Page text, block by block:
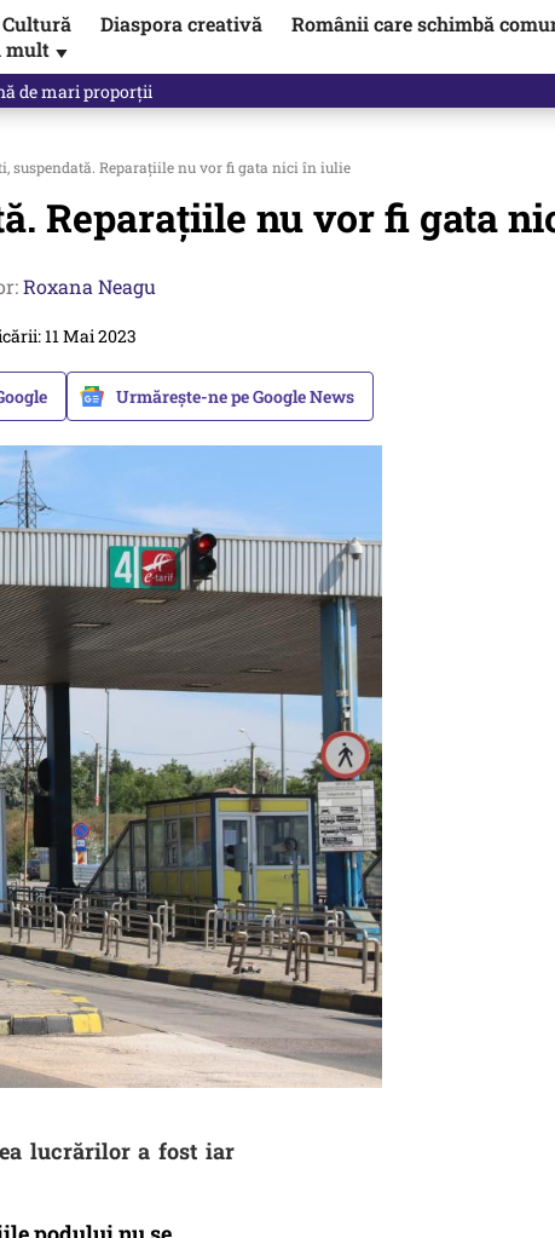
Cultură Diaspora creativă
Românii care schimbă
mult ▼
suspendată. Reparațiile nu vor fi gata nici în iulie
Reparațiile nu vor fi gata
Roxana Neagu
11 Mai 2023
Urmărește-ne pe Google News
lucrărilor a fost iar